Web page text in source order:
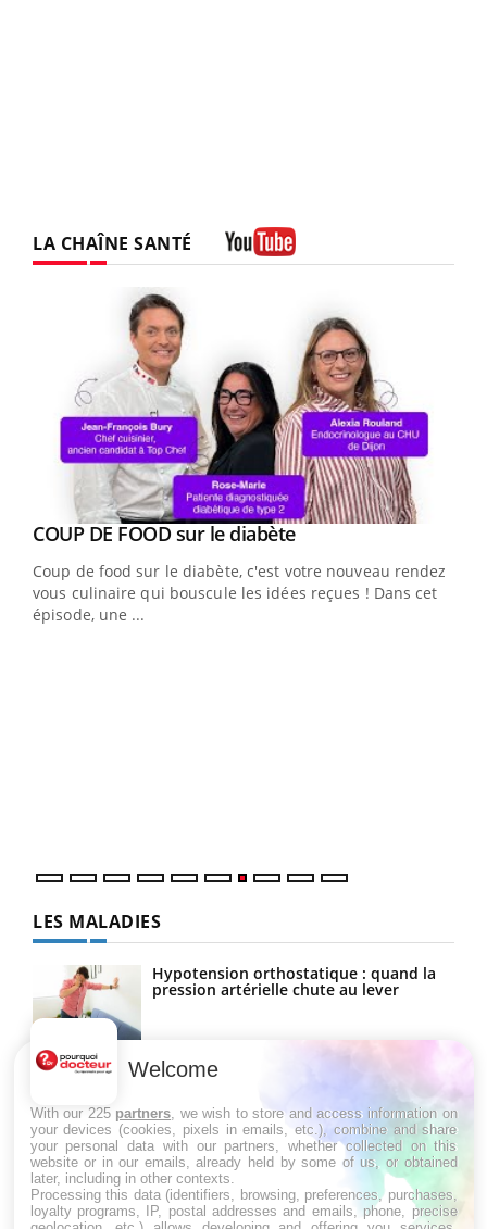
LA CHAÎNE SANTÉ
Youtube
COUP DE FOOD sur le diabèteYoutube
Coup de food sur le diabète, c'est votre nouveau rendez-
vous culinaire qui bouscule les idées reçues ! Dans cet
épisode, une ...
Youtube
Quand l’entreprise mise sur le bien être global
"Les rendez-vous de la santé et de la qualité de vie au
travail" de Pourquoi Docteur reçoivent Régis Blugeon,
DRH et directeur ...
LES MALADIES
Hypotension orthostatique : quand la
pression artérielle chute au lever
Drépanocytose : une déformation des
globules rouges aux conséquences
Maladie de Charcot (Sclérose latérale
amyotrophique)
Welcome
With our 225 partners , we wish to store and access information on
your devices (cookies, pixels in emails, etc.), combine and share
your personal data with our partners, whether collected on this
website or in our emails, already held by some of us, or obtained
later, including in other contexts.
Processing this data (identifiers, browsing, preferences, purchases,
loyalty programs, IP, postal addresses and emails, phone, precise